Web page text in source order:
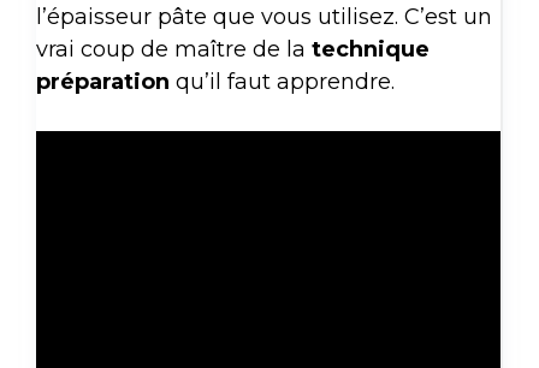
l’épaisseur pâte que vous utilisez. C’est un
vrai coup de maître de la technique
préparation qu’il faut apprendre.